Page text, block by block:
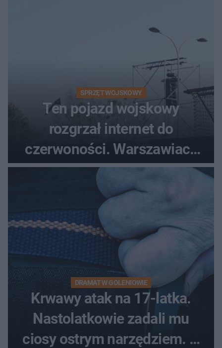
SPRZĘT WOJSKOWY
Ten pojazd wojskowy
rozgrzał internet do
czerwoności. Warszawiacy
pytali, czy to Mad Max!
DRAMAT W GOLENIOWIE
Krwawy atak na 17-latka.
Nastolatkowie zadali mu
ciosy ostrym narzędziem. O